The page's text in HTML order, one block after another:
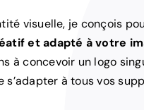
visuelle, je conçois
et adapté à votre
à concevoir un logo
à tous vos